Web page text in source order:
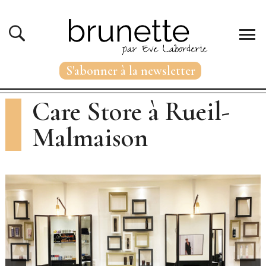
Care Store à Rueil-
Malmaison
S'abonner à la newsletter